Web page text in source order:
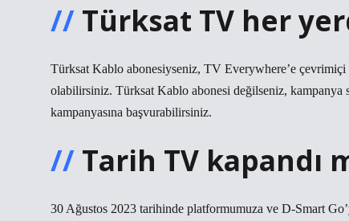
Türksat TV her
Türksat Kablo abonesiyseniz, TV Everywhere’e çevrimiçi
olabilirsiniz. Türksat Kablo abonesi değilseniz, kampanya
kampanyasına başvurabilirsiniz.
Tarih TV kapandı
30 Ağustos 2023 tarihinde platformumuza ve D-Smart